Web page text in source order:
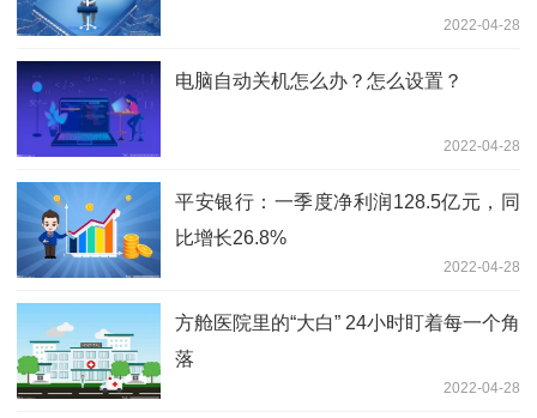
2022-04-28
电脑自动关机怎么办？怎么设置？
2022-04-28
平安银行：一季度净利润128.5亿元，同
比增长26.8%
2022-04-28
方舱医院里的“大白” 24小时盯着每一个角
落
2022-04-28